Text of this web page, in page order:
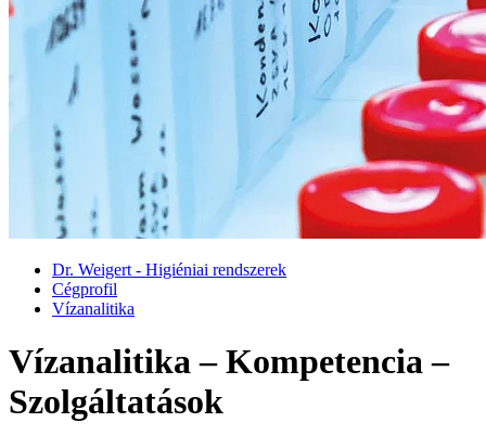
Dr. Weigert - Higiéniai rendszerek
Cégprofil
Vízanalitika
Vízanalitika – Kompetencia –
Szolgáltatások